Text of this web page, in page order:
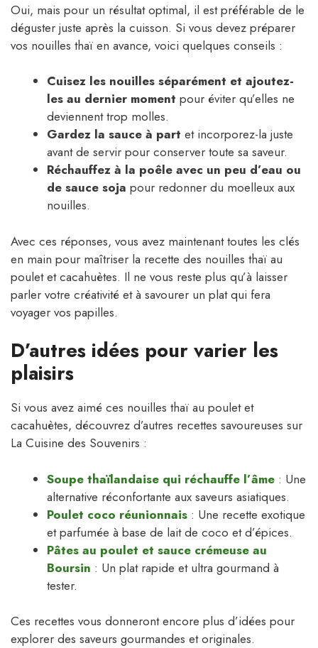
Oui, mais pour un résultat optimal, il est préférable de le
déguster juste après la cuisson. Si vous devez préparer
vos nouilles thaï en avance, voici quelques conseils :
Cuisez les nouilles séparément et ajoutez-
les au dernier moment pour éviter qu’elles ne
deviennent trop molles.
Gardez la sauce à part et incorporez-la juste
avant de servir pour conserver toute sa saveur.
Réchauffez à la poêle avec un peu d’eau ou
de sauce soja pour redonner du moelleux aux
nouilles.
Avec ces réponses, vous avez maintenant toutes les clés
en main pour maîtriser la recette des nouilles thaï au
poulet et cacahuètes. Il ne vous reste plus qu’à laisser
parler votre créativité et à savourer un plat qui fera
voyager vos papilles.
D’autres idées pour varier les
plaisirs
Si vous avez aimé ces nouilles thaï au poulet et
cacahuètes, découvrez d’autres recettes savoureuses sur
La Cuisine des Souvenirs :
Soupe thaïlandaise qui réchauffe l’âme : Une
alternative réconfortante aux saveurs asiatiques.
Poulet coco réunionnais : Une recette exotique
et parfumée à base de lait de coco et d’épices.
Pâtes au poulet et sauce crémeuse au
Boursin : Un plat rapide et ultra gourmand à
tester.
Ces recettes vous donneront encore plus d’idées pour
explorer des saveurs gourmandes et originales.